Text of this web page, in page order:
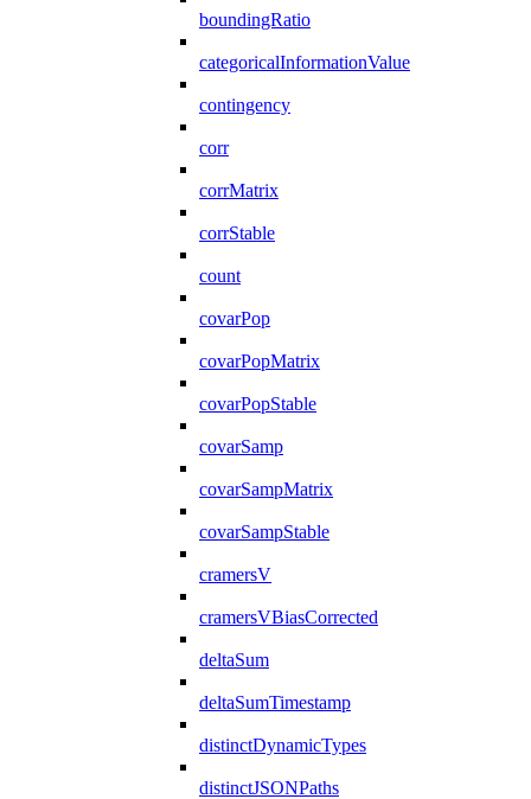
boundingRatio
categoricalInformationValue
contingency
corr
corrMatrix
corrStable
count
covarPop
covarPopMatrix
covarPopStable
covarSamp
covarSampMatrix
covarSampStable
cramersV
cramersVBiasCorrected
deltaSum
deltaSumTimestamp
distinctDynamicTypes
distinctJSONPaths